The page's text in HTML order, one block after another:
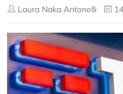
Laura Naka Antonelli